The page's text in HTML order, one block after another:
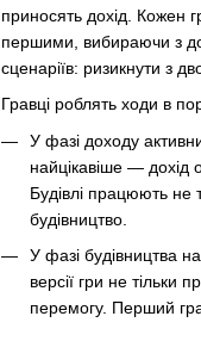
приносять дохід. Кожен
першими, вибираючи з
сценаріїв: ризикнути з
Гравці роблять ходи в
У фазі доходу
найцікавіше — дохід
Будівлі працюють
будівництво.
У фазі будівництва
версії гри не
перемогу. Перший